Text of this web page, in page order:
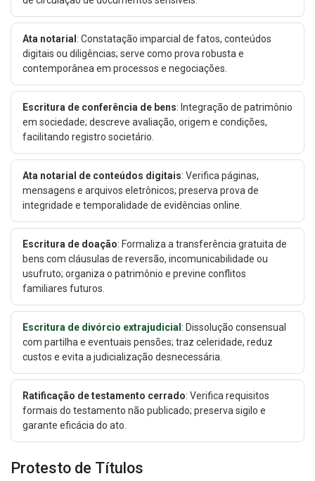
Ata notarial : Constatação imparcial de fatos, conteúdos
digitais ou diligências; serve como prova robusta e
contemporânea em processos e negociações.
Escritura de conferência de bens: Integração de patrimônio
em sociedade; descreve avaliação, origem e condições,
facilitando registro societário.
Ata notarial de conteúdos digitais: Verifica páginas,
mensagens e arquivos eletrônicos; preserva prova de
integridade e temporalidade de evidências online.
Escritura de doação: Formaliza a transferência gratuita de
bens com cláusulas de reversão, incomunicabilidade ou
usufruto; organiza o patrimônio e previne conflitos
familiares futuros.
Escritura de divórcio extrajudicial : Dissolução consensual
com partilha e eventuais pensões; traz celeridade, reduz
custos e evita a judicialização desnecessária.
Ratificação de testamento cerrado: Verifica requisitos
formais do testamento não publicado; preserva sigilo e
garante eficácia do ato.
Protesto de Títulos